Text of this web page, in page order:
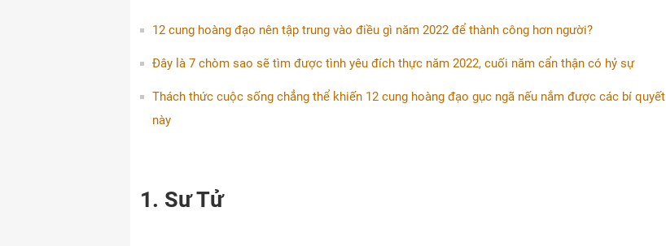
12 cung hoàng đạo nên tập trung vào điều gì năm 2022 để thành công hơn người?
Đây là 7 chòm sao sẽ tìm được tình yêu đích thực năm 2022, cuối năm cẩn thận có hỷ sự
Thách thức cuộc sống chẳng thể khiến 12 cung hoàng đạo gục ngã nếu nắm được các bí quyết
này
1. Sư Tử